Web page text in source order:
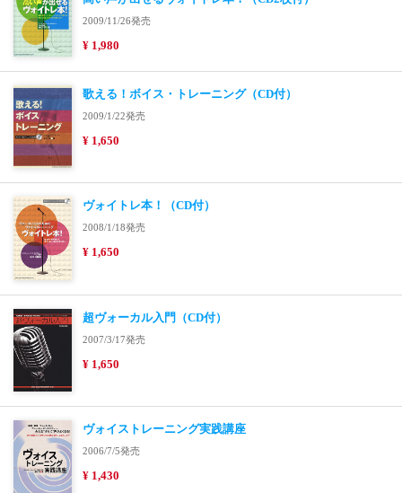
2009/11/26発売
¥ 1,980
歌える！ボイス・トレーニング（CD付）
2009/1/22発売
¥ 1,650
ヴォイトレ本！（CD付）
2008/1/18発売
¥ 1,650
超ヴォーカル入門（CD付）
2007/3/17発売
¥ 1,650
ヴォイストレーニング実践講座
2006/7/5発売
¥ 1,430